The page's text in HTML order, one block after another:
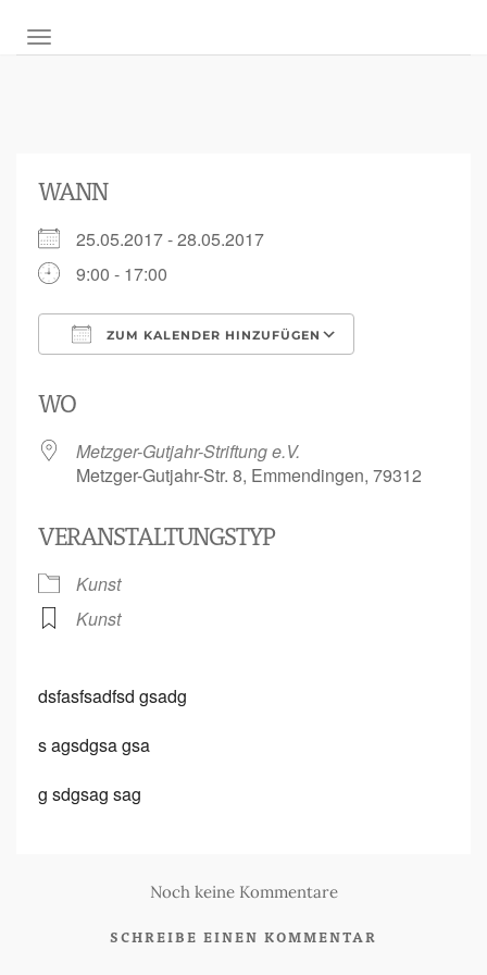
NAVIGATION UMSCHALTEN
WANN
25.05.2017 - 28.05.2017
9:00 - 17:00
ZUM KALENDER HINZUFÜGEN
WO
Metzger-Gutjahr-Striftung e.V.
Metzger-Gutjahr-Str. 8, Emmendingen, 79312
VERANSTALTUNGSTYP
Kunst
Kunst
dsfasfsadfsd gsadg
s agsdgsa gsa
g sdgsag sag
Noch keine Kommentare
SCHREIBE EINEN KOMMENTAR